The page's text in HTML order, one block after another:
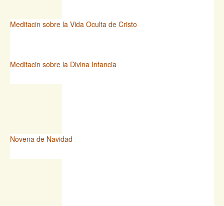
Meditacin sobre la Vida Oculta de Cristo
Meditacin sobre la Divina Infancia
Novena de Navidad